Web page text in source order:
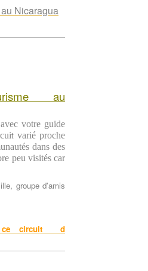
Nicaragua
au
votre guide
t varié proche
dans des
peu visités car
groupe d'amis
ce circuit d